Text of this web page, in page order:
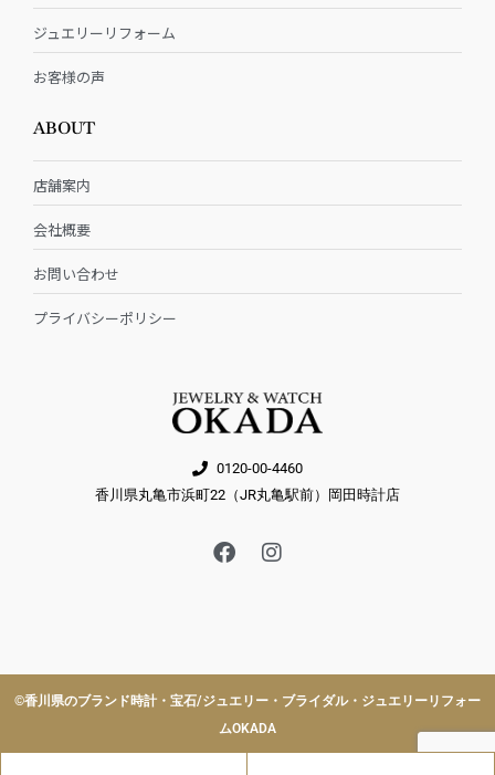
ジュエリーリフォーム
お客様の声
ABOUT
店舗案内
会社概要
お問い合わせ
プライバシーポリシー
0120-00-4460
香川県丸亀市浜町22（JR丸亀駅前）岡田時計店
F
a
o
k
I
n
r
a
m
©︎香川県のブランド時計・宝石/ジュエリー・ブライダル・ジュエリーリフォー
ムOKADA